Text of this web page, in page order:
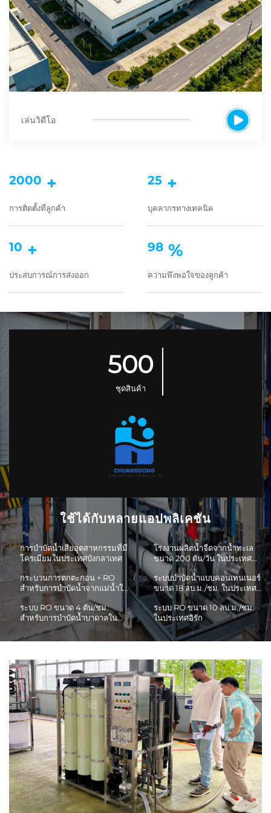
เล่นวิดีโอ
2000 +
การติดตั้งที่ลูกค้า
25 +
บุคลากรทางเทคนิค
10 +
ประสบการณ์การส่งออก
98 %
ความพึงพอใจของลูกค้า
500
ชุดสินค้า
ใช้ได้กับหลายแอปพลิเคชัน
การบำบัดน้ำเสียอุตสาหกรรมที่มี
โครเมียมในประเทศบังกลาเทศ
โรงงานผลิตน้ำจืดจากน้ำทะเล
ขนาด 200 ตัน/วัน ในประเทศ
อิสราเอล
กระบวนการตกตะกอน + RO
สำหรับการบำบัดน้ำจากแม่น้ำใน
แอฟริกาใต้
ระบบบำบัดน้ำแบบคอนเทนเนอร์
ขนาด 18 ลบ.ม./ชม. ในประเทศ
ซาอุดีอาระเบีย
ระบบ RO ขนาด 4 ตัน/ชม.
สำหรับการบำบัดน้ำบาดาลใน
ประเทศแอลเบเนีย
ระบบ RO ขนาด 10 ลบ.ม./ชม.
ในประเทศอิรัก